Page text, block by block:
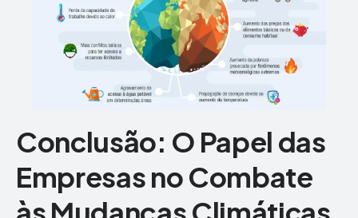
Conclusão: O Papel das
Empresas no Combate